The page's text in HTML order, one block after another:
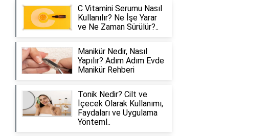
C Vitamini Serumu Nasıl
Kullanılır? Ne İşe Yarar
ve Ne Zaman Sürülür?..
Manikür Nedir, Nasıl
Yapılır? Adım Adım Evde
Manikür Rehberi
Tonik Nedir? Cilt ve
İçecek Olarak Kullanımı,
Faydaları ve Uygulama
Yönteml..